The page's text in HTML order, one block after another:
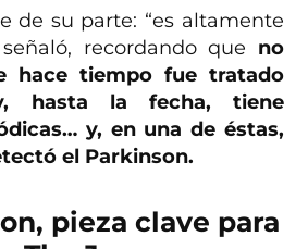
de su parte: “es altamente
recordando que no
hace tiempo fue tratado
hasta la fecha, tiene
y, en una de éstas,
el Parkinson.
pieza clave para